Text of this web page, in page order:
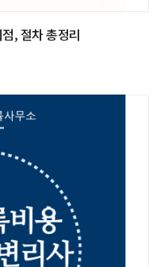
, 절차 총정리